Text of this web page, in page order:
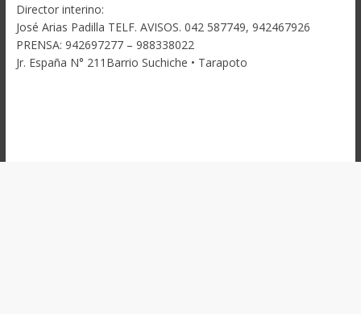
Director interino:
José Arias Padilla TELF. AVISOS. 042 587749, 942467926
PRENSA: 942697277 – 988338022
Jr. España N° 211Barrio Suchiche • Tarapoto